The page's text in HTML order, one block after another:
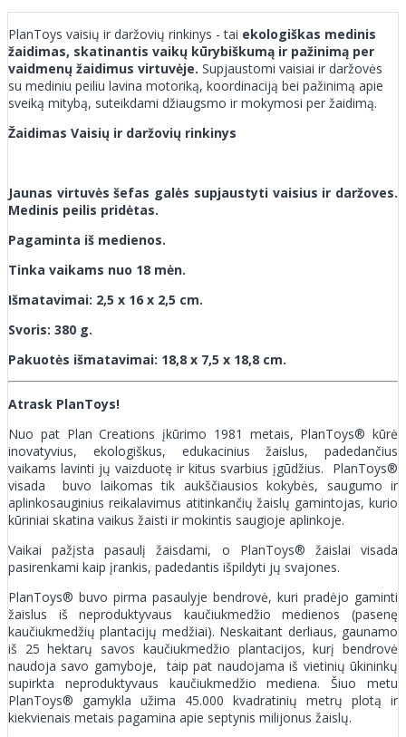
PlanToys vaisių ir daržovių rinkinys - tai ekologiškas medinis
žaidimas, skatinantis vaikų kūrybiškumą ir pažinimą per
vaidmenų žaidimus virtuvėje. Supjaustomi vaisiai ir daržovės
su mediniu peiliu lavina motoriką, koordinaciją bei pažinimą apie
sveiką mitybą, suteikdami džiaugsmo ir mokymosi per žaidimą.
Žaidimas Vaisių ir daržovių rinkinys
Jaunas virtuvės šefas galės supjaustyti vaisius ir daržoves.
Medinis peilis pridėtas.
Pagaminta iš medienos.
Tinka vaikams nuo 18 mėn.
Išmatavimai: 2,5 x 16 x 2,5 cm.
Svoris: 380 g.
Pakuotės išmatavimai: 18,8 x 7,5 x 18,8 cm.
Atrask PlanToys!
Nuo pat Plan Creations įkūrimo 1981 metais, PlanToys® kūrė
inovatyvius, ekologiškus, edukacinius žaislus, padedančius
vaikams lavinti jų vaizduotę ir kitus svarbius įgūdžius. PlanToys®
visada buvo laikomas tik aukščiausios kokybės, saugumo ir
aplinkosauginius reikalavimus atitinkančių žaislų gamintojas, kurio
kūriniai skatina vaikus žaisti ir mokintis saugioje aplinkoje.
Vaikai pažįsta pasaulį žaisdami, o PlanToys® žaislai visada
pasirenkami kaip įrankis, padedantis išpildyti jų svajones.
PlanToys® buvo pirma pasaulyje bendrovė, kuri pradėjo gaminti
žaislus iš neproduktyvaus kaučiukmedžio medienos (pasenę
kaučiukmedžių plantacijų medžiai). Neskaitant derliaus, gaunamo
iš 25 hektarų savos kaučiukmedžio plantacijos, kurį bendrovė
naudoja savo gamyboje, taip pat naudojama iš vietinių ūkininkų
supirkta neproduktyvaus kaučiukmedžio mediena. Šiuo metu
PlanToys® gamykla užima 45.000 kvadratinių metrų plotą ir
kiekvienais metais pagamina apie septynis milijonus žaislų.